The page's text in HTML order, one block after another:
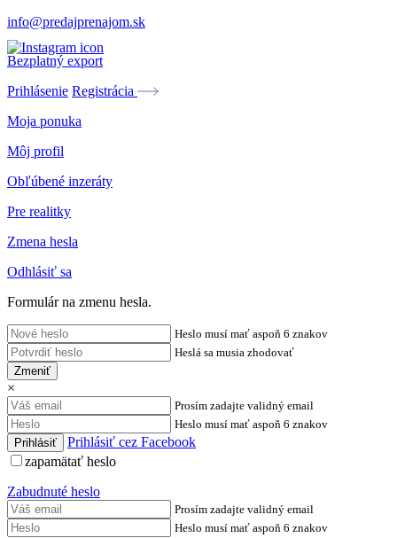
info@predajprenajom.sk
Bezplatný export
Prihlásenie Registrácia
Moja ponuka
Môj profil
Obľúbené inzeráty
Pre realitky
Zmena hesla
Odhlásiť sa
Formulár na zmenu hesla.
Heslo musí mať aspoň 6 znakov
Heslá sa musia zhodovať
Zmeniť
×
Prosím zadajte validný email
Heslo musí mať aspoň 6 znakov
Prihlásiť cez Facebook
zapamätať heslo
Zabudnuté heslo
Prosím zadajte validný email
Heslo musí mať aspoň 6 znakov